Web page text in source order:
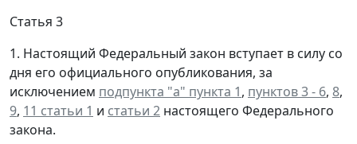
Статья 3
1. Настоящий Федеральный закон вступает в силу со
дня его официального опубликования, за
исключением подпункта "а" пункта 1, пунктов 3 - 6, 8,
9, 11 статьи 1 и статьи 2 настоящего Федерального
закона.